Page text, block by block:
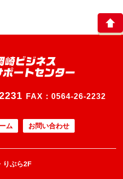
FAX：0564-26-2232
ム お問い合わせ
りぶら2F